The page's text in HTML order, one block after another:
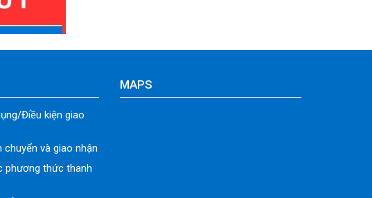
Điều kiện giao
chuyển và giao nhận
phương thức thanh
MAPS